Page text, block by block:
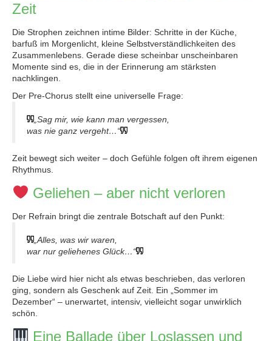
Zeit
Die Strophen zeichnen intime Bilder: Schritte in der Küche,
barfuß im Morgenlicht, kleine Selbstverständlichkeiten des
Zusammenlebens. Gerade diese scheinbar unscheinbaren
Momente sind es, die in der Erinnerung am stärksten
nachklingen.
Der Pre-Chorus stellt eine universelle Frage:
„Sag mir, wie kann man vergessen,
was nie ganz vergeht…“
Zeit bewegt sich weiter – doch Gefühle folgen oft ihrem eigenen
Rhythmus.
Geliehen – aber nicht verloren
Der Refrain bringt die zentrale Botschaft auf den Punkt:
„Alles, was wir waren,
war nur geliehenes Glück…“
Die Liebe wird hier nicht als etwas beschrieben, das verloren
ging, sondern als Geschenk auf Zeit. Ein „Sommer im
Dezember“ – unerwartet, intensiv, vielleicht sogar unwirklich
schön.
Eine Ballade über Loslassen und